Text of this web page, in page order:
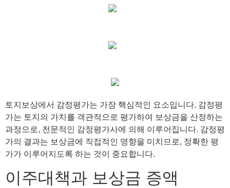
토지보상에서 감정평가는 가장 핵심적인 요소입니다. 감정평
가는 토지의 가치를 객관적으로 평가하여 보상금을 산정하는
과정으로, 전문적인 감정평가사에 의해 이루어집니다. 감정평
가의 결과는 보상금에 직접적인 영향을 미치므로, 정확한 평
가가 이루어지도록 하는 것이 중요합니다.
이주대책과 보상금 증액